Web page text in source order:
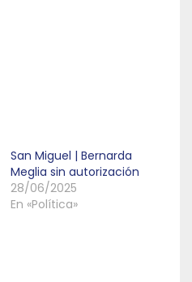
San Miguel | Bernarda
Meglia sin autorización
28/06/2025
En «Política»